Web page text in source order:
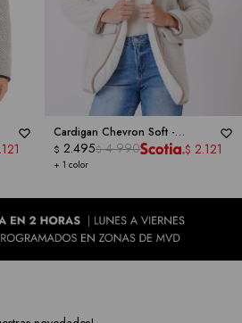
Cardigan Chevron Soft -
WEATHERPROOF
+ 1 color
$ 2.495$ 4.990 $ 2.121